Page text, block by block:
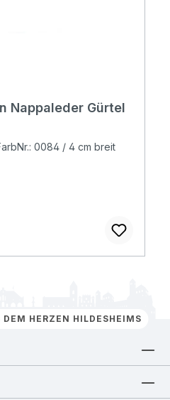
von 5 von 5 Sternen
Nappaleder Gürtel
0084 / 4 cm breit
HERZEN HILDESHEIMS